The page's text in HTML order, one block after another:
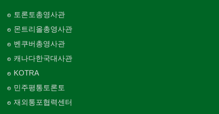
토론토총영사관
몬트리올총영사관
벤쿠버총영사관
캐나다한국대사관
KOTRA
민주평통토론토
재외통포협력센터